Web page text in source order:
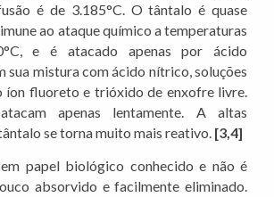
é de 3.185°C. O tântalo é quase
ao ataque químico a temperaturas
e é atacado apenas por ácido
sua mistura com ácido nítrico, soluções
íon fluoreto e trióxido de enxofre livre.
apenas lentamente. A altas
se torna muito mais reativo. [3,4]
papel biológico conhecido e não é
absorvido e facilmente eliminado.